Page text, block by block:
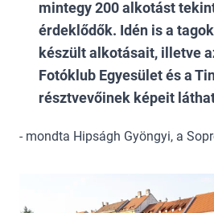
mintegy 200 alkotást
érdeklődők. Idén is a
készült alkotásait, illetve
Fotóklub Egyesület és a
résztvevőinek képeit
- mondta Hipságh Gyöngyi, a